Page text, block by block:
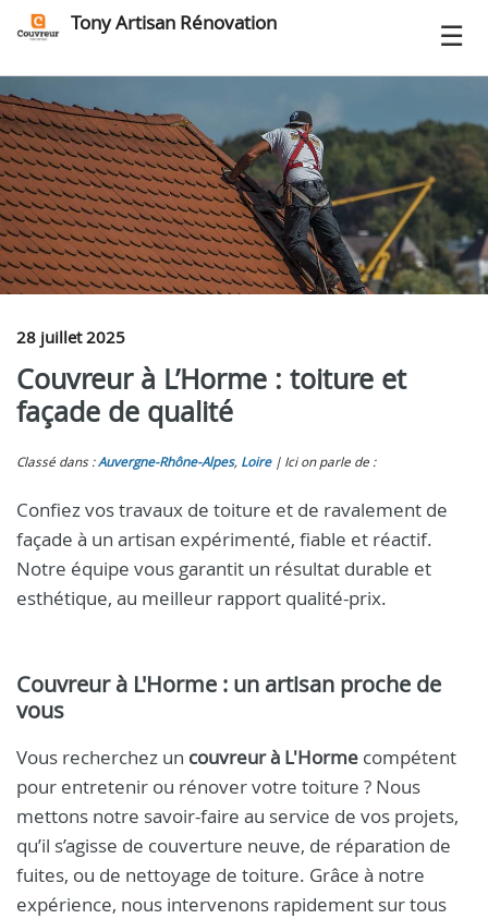
Tony Artisan Rénovation
28 juillet 2025
Couvreur à L’Horme : toiture et
façade de qualité
Classé dans :Auvergne-Rhône-Alpes, Loire Ici on parle de :
Confiez vos travaux de toiture et de ravalement de
façade à un artisan expérimenté, fiable et réactif.
Notre équipe vous garantit un résultat durable et
esthétique, au meilleur rapport qualité-prix.
Couvreur à L'Horme : un artisan proche de
vous
Vous recherchez un couvreur à L'Horme compétent
pour entretenir ou rénover votre toiture ? Nous
mettons notre savoir-faire au service de vos projets,
qu’il s’agisse de couverture neuve, de réparation de
fuites, ou de nettoyage de toiture. Grâce à notre
expérience, nous intervenons rapidement sur tous